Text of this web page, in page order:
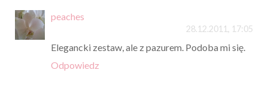
peaches
28.12.2011, 17:05
Elegancki zestaw, ale z pazurem. Podoba mi się.
Odpowiedz